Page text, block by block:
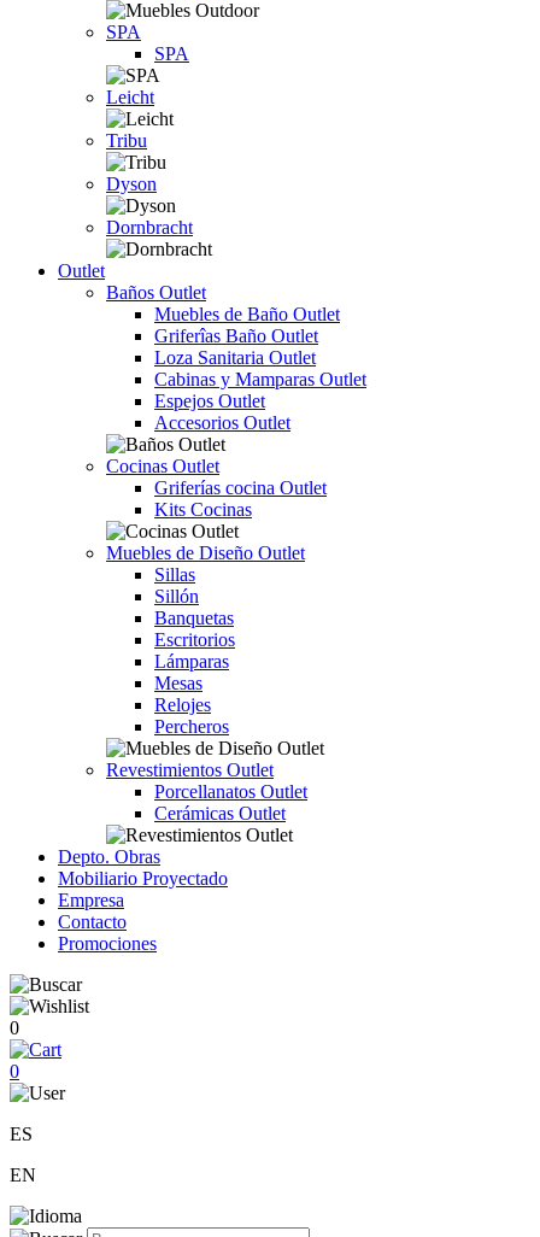
SPA
SPA
Leicht
Tribu
Dyson
Dornbracht
Outlet
Baños Outlet
Muebles de Baño Outlet
Griferîas Baño Outlet
Loza Sanitaria Outlet
Cabinas y Mamparas Outlet
Espejos Outlet
Accesorios Outlet
Cocinas Outlet
Griferías cocina Outlet
Kits Cocinas
Muebles de Diseño Outlet
Sillas
Sillón
Banquetas
Escritorios
Lámparas
Mesas
Relojes
Percheros
Revestimientos Outlet
Porcellanatos Outlet
Cerámicas Outlet
Depto. Obras
Mobiliario Proyectado
Empresa
Contacto
Promociones
0
0
ES
EN